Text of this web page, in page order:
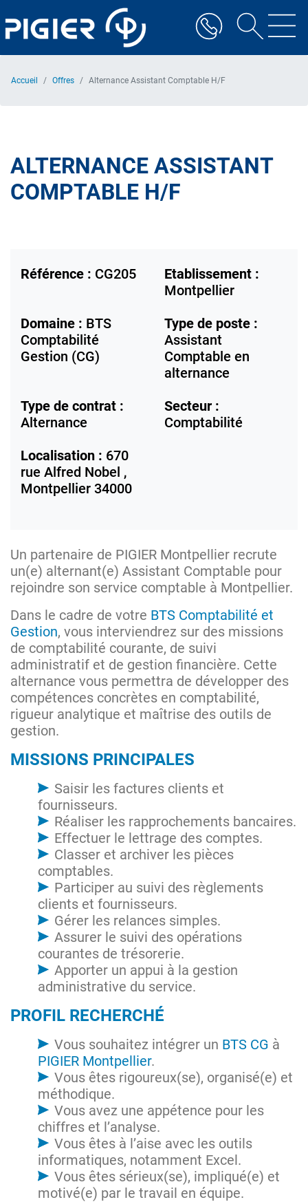
au
contenu
Accueil Offres Alternance Assistant Comptable H/F
ALTERNANCE ASSISTANT
COMPTABLE H/F
Référence : CG205
Etablissement :
Montpellier
Domaine : BTS
Comptabilité
Gestion (CG)
Type de poste :
Assistant
Comptable en
alternance
Type de contrat :
Alternance
Secteur :
Comptabilité
Localisation : 670
rue Alfred Nobel ,
Montpellier 34000
Un partenaire de PIGIER Montpellier recrute
un(e) alternant(e) Assistant Comptable pour
rejoindre son service comptable à Montpellier.
Dans le cadre de votre BTS Comptabilité et
Gestion, vous interviendrez sur des missions
de comptabilité courante, de suivi
administratif et de gestion financière. Cette
alternance vous permettra de développer des
compétences concrètes en comptabilité,
rigueur analytique et maîtrise des outils de
gestion.
MISSIONS PRINCIPALES
Saisir les factures clients et
fournisseurs.
Réaliser les rapprochements bancaires.
Effectuer le lettrage des comptes.
Classer et archiver les pièces
comptables.
Participer au suivi des règlements
clients et fournisseurs.
Gérer les relances simples.
Assurer le suivi des opérations
courantes de trésorerie.
Apporter un appui à la gestion
administrative du service.
PROFIL RECHERCHÉ
Vous souhaitez intégrer un BTS CG à
PIGIER Montpellier.
Vous êtes rigoureux(se), organisé(e) et
méthodique.
Vous avez une appétence pour les
chiffres et l’analyse.
Vous êtes à l’aise avec les outils
informatiques, notamment Excel.
Vous êtes sérieux(se), impliqué(e) et
motivé(e) par le travail en équipe.